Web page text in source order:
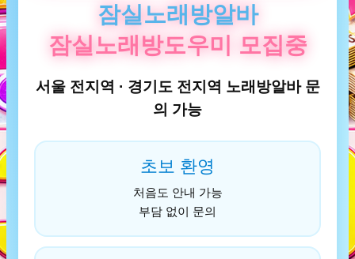
잠실노래방알바
잠실노래방도우미 모집중
서울 전지역 · 경기도 전지역 노래방알바 문
의 가능
초보 환영
처음도 안내 가능
부담 없이 문의